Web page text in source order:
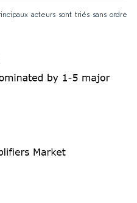
acteurs sont triés sans ordre